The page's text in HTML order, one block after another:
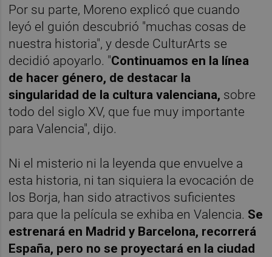
Por su parte, Moreno explicó que cuando
leyó el guión descubrió "muchas cosas de
nuestra historia", y desde CulturArts se
decidió apoyarlo. "Continuamos en la línea
de hacer género, de destacar la
singularidad de la cultura valenciana, sobre
todo del siglo XV, que fue muy importante
para Valencia", dijo.
Ni el misterio ni la leyenda que envuelve a
esta historia, ni tan siquiera la evocación de
los Borja, han sido atractivos suficientes
para que la película se exhiba en Valencia. Se
estrenará en Madrid y Barcelona, recorrerá
España, pero no se proyectará en la ciudad